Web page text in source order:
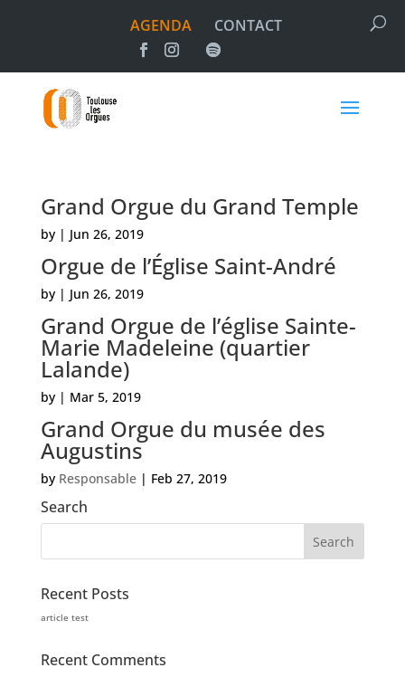
AGENDA CONTACT
Grand Orgue du Grand Temple
by | Jun 26, 2019
Orgue de l’Église Saint-André
by | Jun 26, 2019
Grand Orgue de l’église Sainte-
Marie Madeleine (quartier
Lalande)
by | Mar 5, 2019
Grand Orgue du musée des
Augustins
by Responsable| Feb 27, 2019
Search
Recent Posts
article test
Recent Comments